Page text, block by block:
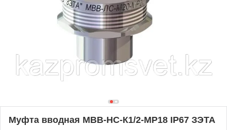
Муфта вводная МВВ-НС-К1/2-МР18 IP67 ЗЭТА